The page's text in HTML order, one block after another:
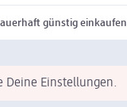
günstig einkaufen
Deine Einstellungen.